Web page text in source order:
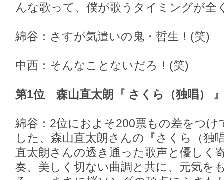
んな歌って、僕が歌うタイミングが全
綿谷：さすが気遣いの鬼・哲生！(笑)
中西：そんなことないだろ！(笑)
第1位 森山直太朗『 さくら（独唱）
綿谷：2位におよそ200票もの差をつけ
した、森山直太朗さんの『さくら（独
直太朗さんの透き通った歌声と優しく
奏、美しく切ない曲調と共に、元気を